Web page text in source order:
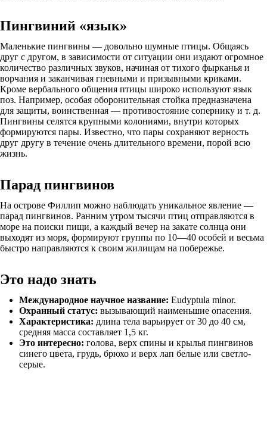
Пингвиний «язык»
Маленькие пингвины — довольно шумные птицы. Общаясь
друг с другом, в зависимости от ситуации они издают огромное
количество различных звуков, начиная от тихого фырканья и
ворчания и заканчивая гневными и призывными криками.
Кроме вербального общения птицы широко используют язык
поз. Например, особая оборонительная стойка предназначена
для защиты, воинственная — противостояние сопернику и т. д.
Пингвины селятся крупными колониями, внутри которых
формируются пары. Известно, что пары сохраняют верность
друг другу в течение очень длительного времени, порой всю
жизнь.
Парад пингвинов
На острове Филлип можно наблюдать уникальное явление —
парад пингвинов. Ранним утром тысячи птиц отправляются в
море на поиски пищи, а каждый вечер на закате солнца они
выходят из моря, формируют группы по 10—40 особей и весьма
быстро направляются к своим жилищам на побережье.
Это надо знать
Международное научное название: Eudyptula minor.
Охранный статус: вызывающий наименьшие опасения.
Характеристика: длина тела варьирует от 30 до 40 см,
средняя масса составляет 1,5 кг.
Это интересно: голова, верх спины и крылья пингвинов
синего цвета, грудь, брюхо и верх лап белые или светло-
серые.